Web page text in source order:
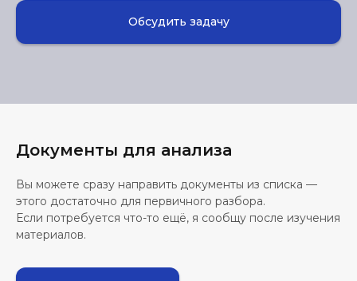
Обсудить задачу
Документы для анализа
Вы можете сразу направить документы из списка —
этого достаточно для первичного разбора.
Если потребуется что-то ещё, я сообщу после изучения
материалов.